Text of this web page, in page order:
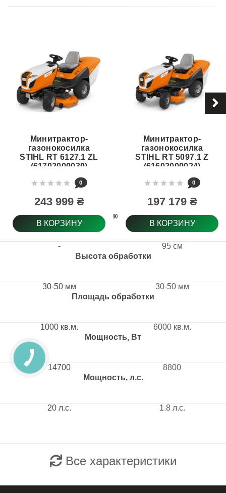
Ширина кошения
Высота обработки
Площадь обработки
Мощность, Вт
Мощность, л.с.
Минитрактор-
газонокосилка
STIHL RT 6127.1 ZL
(61702000030)
0
243 999 ₴
В КОРЗИНУ
-
30-50 мм
1000 кв.м.
14700
20 л.с.
Минитрактор-
газонокосилка
STIHL RT 5097.1 Z
(61602000024)
0
197 179 ₴
В КОРЗИНУ
95 см
30-50 мм
6000 кв.м.
8800
1.8 л.с.
Все характеристики